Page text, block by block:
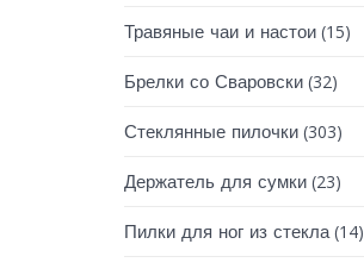
Травяные чаи и настои (15)
Брелки со Сваровски (32)
Стеклянные пилочки (303)
Держатель для сумки (23)
Пилки для ног из стекла (14)